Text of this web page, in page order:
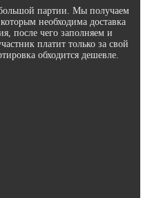
партии. Мы получаем
необходима доставка
после чего заполняем и
платит только за свой
обходится дешевле.